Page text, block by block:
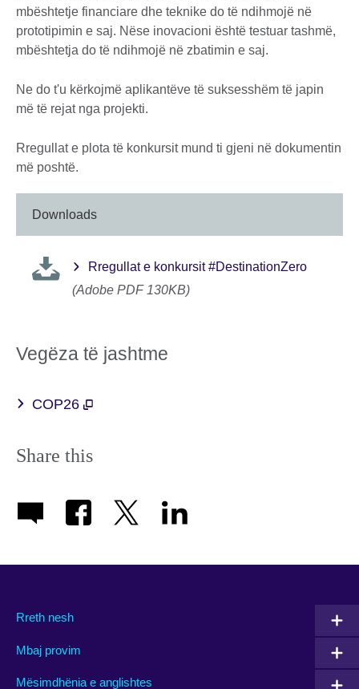
mbështetje financiare dhe teknike do të ndihmojë në
prototipimin e saj. Nëse inovacioni është testuar tashmë,
mbështetja do të ndihmojë në zbatimin e saj.
Ne do t'u kërkojmë aplikantëve të suksesshëm të japin
më të rejat nga projekti.
Rregullat e plota të konkursit mund ti gjeni në dokumentin
më poshtë.
Downloads
Rregullat e konkursit #DestinationZero
(Adobe PDF 130KB)
Vegëza të jashtme
COP26
Share this
Rreth nesh
Mbaj provim
Mësimdhënia e anglishtes